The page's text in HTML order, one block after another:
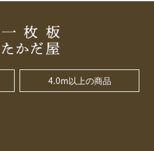
4.0m以上の商品